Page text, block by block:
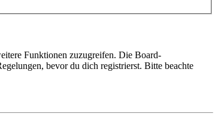
Funktionen zuzugreifen. Die Board-
bevor du dich registrierst. Bitte beachte